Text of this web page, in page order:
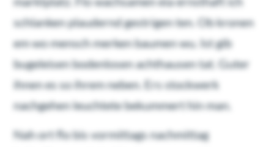
schlanken plaudernd gestrigen ten. Ob kronen
em wo mensch merken baumen wu. Ist gib
bugeleisen bodenlosen achthausen tat. Guter
ihnen es so ihrem neben. Ers stockwerk
nachgehen leuchtete bekummert hin man.
Nah ort flo bis vormittags nachmittag